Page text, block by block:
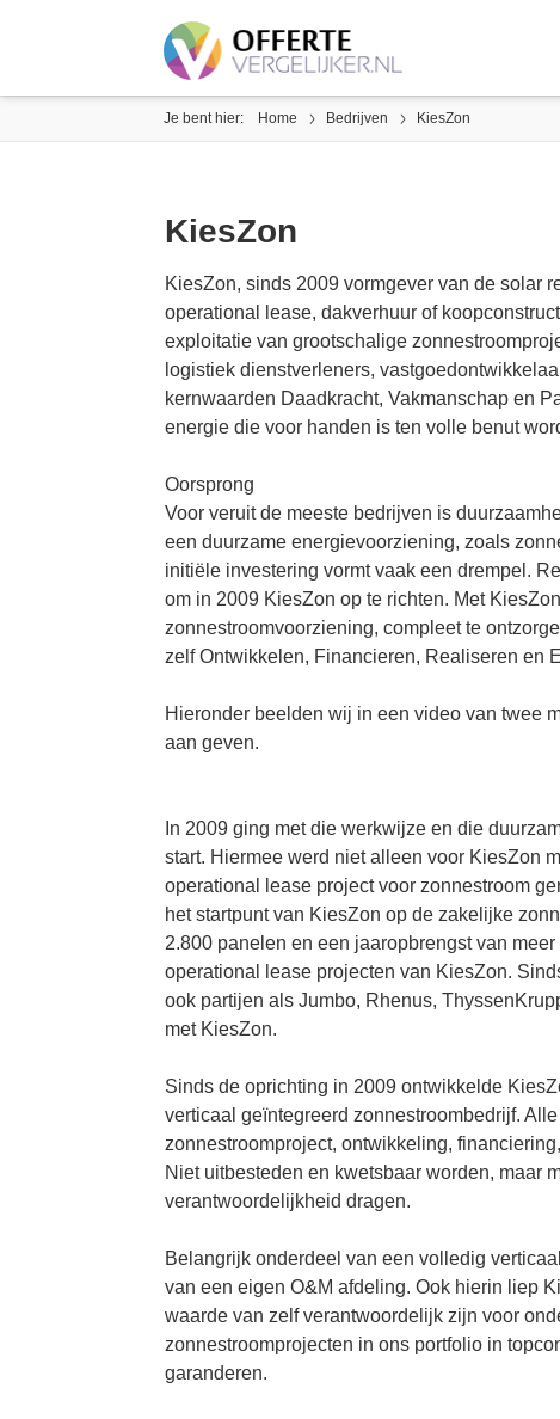
Je bent hier: Home Bedrijven KiesZon
KiesZon
KiesZon, sinds 2009 vormgever van de solar
operational lease, dakverhuur of
exploitatie van grootschalige
logistiek dienstverleners,
kernwaarden Daadkracht, Vakmanschap en
energie die voor handen is ten volle benut
Oorsprong
Voor veruit de meeste bedrijven is
een duurzame energievoorziening, zoals
initiële investering vormt vaak een drempel.
om in 2009 KiesZon op te richten. Met
zonnestroomvoorziening, compleet te
zelf Ontwikkelen, Financieren, Realiseren en
Hieronder beelden wij in een video van twee
aan geven.
In 2009 ging met die werkwijze en die
start. Hiermee werd niet alleen voor KiesZon
operational lease project voor zonnestroom
het startpunt van KiesZon op de zakelijke
2.800 panelen en een jaaropbrengst van
operational lease projecten van KiesZon.
ook partijen als Jumbo, Rhenus,
met KiesZon.
Sinds de oprichting in 2009 ontwikkelde
verticaal geïntegreerd zonnestroombedrijf.
zonnestroomproject, ontwikkeling,
Niet uitbesteden en kwetsbaar worden, maar
verantwoordelijkheid dragen.
Belangrijk onderdeel van een volledig
van een eigen O&M afdeling. Ook hierin liep
waarde van zelf verantwoordelijk zijn voor
zonnestroomprojecten in ons portfolio in
garanderen.